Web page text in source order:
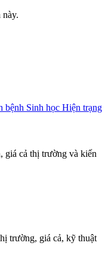
bệnh Sinh học Hiện trạng
giá cả thị trường và kiến
trường, giá cả, kỹ thuật